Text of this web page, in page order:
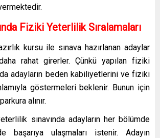
Fiziki Yeterlilik Sıralamaları
kursu ile sınava hazırlanan adaylar
rahat girerler. Çünkü yapılan fiziki
adayların beden kabiliyetlerini ve fiziki
göstermeleri beklenir. Bunun için
alınır.
sınavında adayların her bölümde
ulaşmaları istenir. Adayın